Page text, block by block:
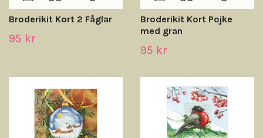
Broderikit Kort 2 Fåglar
95 kr
Broderikit Kort Pojke
med gran
95 kr